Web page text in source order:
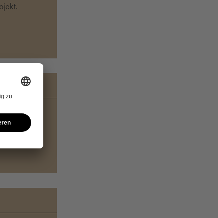
Sie uns!